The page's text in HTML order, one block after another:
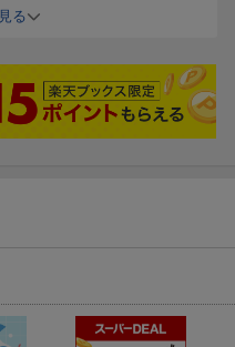
した。
る